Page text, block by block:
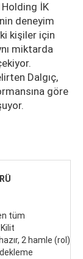
İK
deneyim
kişiler için
miktarda
Dalgıç,
göre
tüm
2 hamle (rol)